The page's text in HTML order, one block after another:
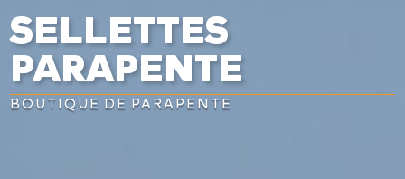
SELLETTES
PARAPENTE
BOUTIQUE DE PARAPENTE